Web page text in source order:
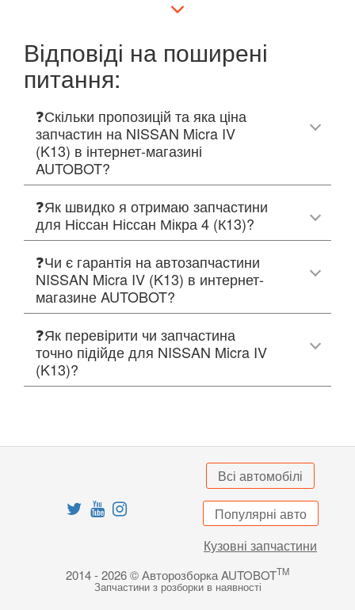
Відповіді на поширені
питання:
❓Скільки пропозицій та яка ціна
запчастин на NISSAN Micra IV
(K13) в інтернет-магазині
AUTOBOT?
❓Як швидко я отримаю запчастини
для Ніссан Ніссан Мікра 4 (К13)?
❓Чи є гарантія на автозапчастини
NISSAN Micra IV (K13) в интернет-
магазине AUTOBOT?
❓Як перевірити чи запчастина
точно підійде для NISSAN Micra IV
(K13)?
Всі автомобілі
Популярні авто
Кузовні запчастини
2014 - 2026 © Авторозборка AUTOBOTTM
Запчастини з розборки в наявності